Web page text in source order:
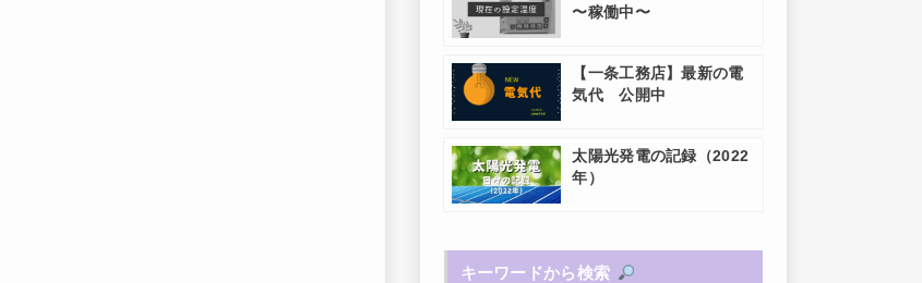
〜稼働中〜
【一条工務店】最新の電
気代 公開中
太陽光発電の記録（2022
年）
キーワードから検索